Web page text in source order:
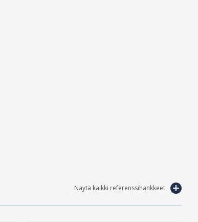
Näytä kaikki referenssihankkeet